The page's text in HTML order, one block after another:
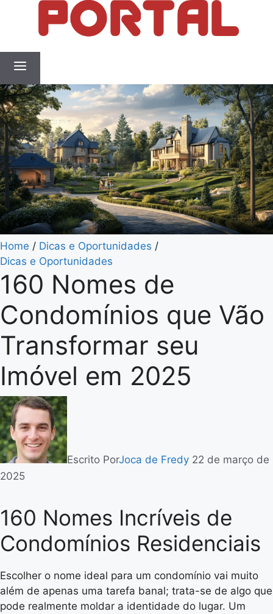
Home / Dicas e Oportunidades /
Dicas e Oportunidades
160 Nomes de
Condomínios que Vão
Transformar seu
Imóvel em 2025
Escrito PorJoca de Fredy 22 de março de
2025
160 Nomes Incríveis de
Condomínios Residenciais
Escolher o nome ideal para um condomínio vai muito
além de apenas uma tarefa banal; trata-se de algo que
pode realmente moldar a identidade do lugar. Um